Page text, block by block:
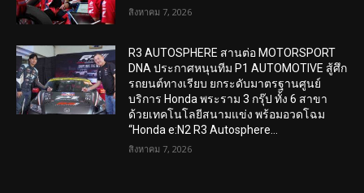
สิงหาคม 7, 2026
R3 AUTOSPHERE สานต่อ MOTORSPORT
DNA ประกาศหนุนทีม P1 AUTOMOTIVE สู้ศึก
รถยนต์ทางเรียบ ยกระดับมาตรฐานศูนย์
บริการ Honda พระราม 3 กรุ๊ป ทั้ง 6 สาขา
ด้วยเทคโนโลยีสนามแข่ง พร้อมอวดโฉม
“Honda e:N2 R3 Autosphere...
สิงหาคม 7, 2026